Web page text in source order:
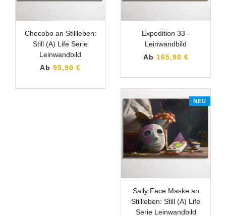
Chocobo an Stillleben:
Still (A) Life Serie
Leinwandbild
Ab 95,90 €
Expedition 33 -
Leinwandbild
Ab 165,90 €
NEU
Sally Face Maske an
Stillleben: Still (A) Life
Serie Leinwandbild